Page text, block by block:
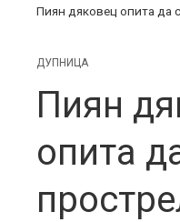
Пиян дяковец опита да
ДУПНИЦА
Пиян
опита